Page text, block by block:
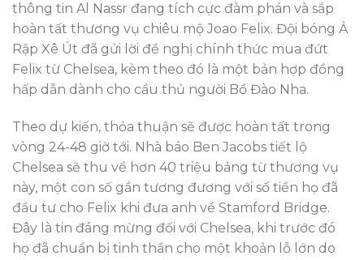
thông tin Al Nassr đang tích cực đàm phán và sắp
hoàn tất thương vụ chiêu mộ Joao Felix. Đội bóng Ả
Rập Xê Út đã gửi lời đề nghị chính thức mua đứt
Felix từ Chelsea, kèm theo đó là một bản hợp đồng
hấp dẫn dành cho cầu thủ người Bồ Đào Nha.
Theo dự kiến, thỏa thuận sẽ được hoàn tất trong
vòng 24-48 giờ tới. Nhà báo Ben Jacobs tiết lộ
Chelsea sẽ thu về hơn 40 triệu bảng từ thương vụ
này, một con số gần tương đương với số tiền họ đã
đầu tư cho Felix khi đưa anh về Stamford Bridge.
Đây là tin đáng mừng đối với Chelsea, khi trước đó
họ đã chuẩn bị tinh thần cho một khoản lỗ lớn do